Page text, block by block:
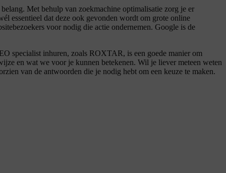
Met behulp van zoekmachine optimalisatie zorg je er
essentieel dat deze ook gevonden wordt om grote online
voor nodig die actie ondernemen. Google is de
specialist inhuren, zoals ROXTAR, is een goede manier om
en wat we voor je kunnen betekenen. Wil je liever meteen weten
van de antwoorden die je nodig hebt om een keuze te maken.